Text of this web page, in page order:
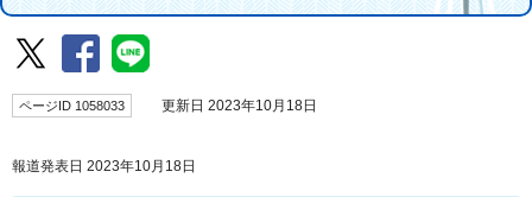
ページID 1058033 更新日 2023年10月18日
報道発表日 2023年10月18日